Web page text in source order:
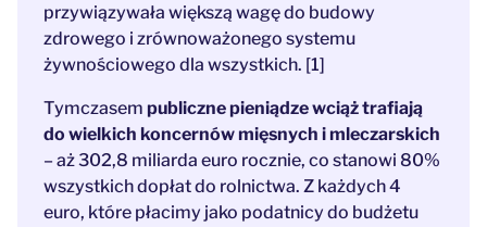
przywiązywała większą wagę do budowy
zdrowego i zrównoważonego systemu
żywnościowego dla wszystkich. [1]
Tymczasem publiczne pieniądze wciąż trafiają
do wielkich koncernów mięsnych i mleczarskich
– aż 302,8 miliarda euro rocznie, co stanowi 80%
wszystkich dopłat do rolnictwa. Z każdych 4
euro, które płacimy jako podatnicy do budżetu